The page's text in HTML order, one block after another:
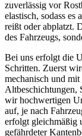
zuverlässig vor
elastisch, sodass es
reißt oder abplatzt.
des Fahrzeugs,
Bei uns erfolgt die
Schritten. Zuerst
mechanisch und
Altbeschichtungen,
wir hochwertigen
auf, je nach
erfolgt gleichmäßig
gefährdeter